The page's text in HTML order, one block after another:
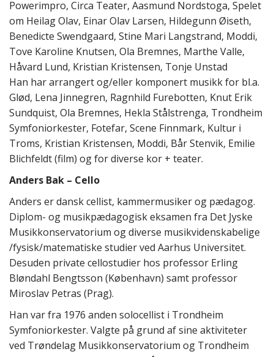
Powerimpro, Circa Teater, Aasmund Nordstoga, Spelet
om Heilag Olav, Einar Olav Larsen, Hildegunn Øiseth,
Benedicte Swendgaard, Stine Mari Langstrand, Moddi,
Tove Karoline Knutsen, Ola Bremnes, Marthe Valle,
Håvard Lund, Kristian Kristensen, Tonje Unstad
Han har arrangert og/eller komponert musikk for bl.a.
Glød, Lena Jinnegren, Ragnhild Furebotten, Knut Erik
Sundquist, Ola Bremnes, Hekla Stålstrenga, Trondheim
Symfoniorkester, Fotefar, Scene Finnmark, Kultur i
Troms, Kristian Kristensen, Moddi, Bår Stenvik, Emilie
Blichfeldt (film) og for diverse kor + teater.
Anders Bak – Cello
Anders er dansk cellist, kammermusiker og pædagog.
Diplom- og musikpædagogisk eksamen fra Det Jyske
Musikkonservatorium og diverse musikvidenskabelige
/fysisk/matematiske studier ved Aarhus Universitet.
Desuden private cellostudier hos professor Erling
Bløndahl Bengtsson (København) samt professor
Miroslav Petras (Prag).
Han var fra 1976 anden solocellist i Trondheim
Symfoniorkester. Valgte på grund af sine aktiviteter
ved Trøndelag Musikkonservatorium og Trondheim